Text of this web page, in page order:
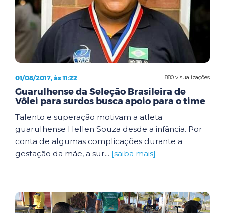
880 visualizações
01/08/2017, às 11:22
Guarulhense da Seleção Brasileira de
Vôlei para surdos busca apoio para o time
Talento e superação motivam a atleta
guarulhense Hellen Souza desde a infância. Por
conta de algumas complicações durante a
gestação da mãe, a sur... [saiba mais]